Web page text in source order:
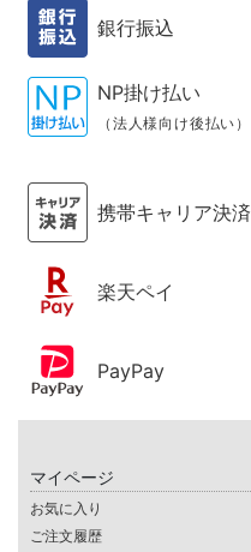
銀行振込
NP掛け払い
（法人様向け後払い）
携帯キャリア決済
楽天ペイ
PayPay
マイページ
お気に入り
ご注文履歴